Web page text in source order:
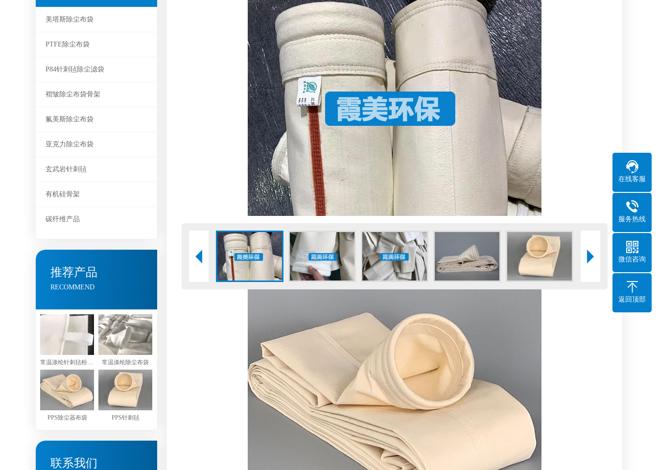
美塔斯除尘布袋
PTFE除尘布袋
P84针刺毡除尘滤袋
褶皱除尘布袋骨架
氟美斯除尘布袋
亚克力除尘布袋
玄武岩针刺毡
有机硅骨架
碳纤维产品
推荐产品
RECOMMEND
常温涤纶针刺毡粉尘过滤袋 常温涤纶除尘布袋
PPS除尘器布袋 PPS针刺毡
联系我们
在线客服
服务热线
微信咨询
返回顶部